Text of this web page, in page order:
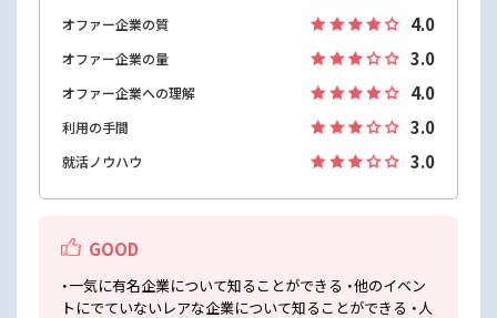
オファー企業の質 4.0
オファー企業の量 3.0
オファー企業への理解 4.0
利用の手間 3.0
就活ノウハウ 3.0
GOOD
・一気に有名企業について知ることができる ・他のイベン
トにでていないレアな企業について知ることができる ・人